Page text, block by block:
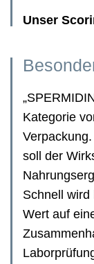
Unser
Kategorie
soll der
Schnell wird
Wert auf